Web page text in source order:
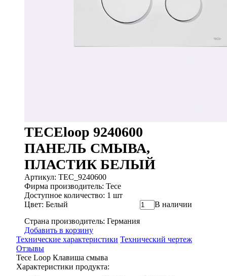
TECEloop 9240600
ПАНЕЛЬ СМЫВА,
ПЛАСТИК БЕЛЫЙ
Артикул: TEC_9240600
Фирма производитель: Tece
Доступное количество: 1 шт
Цвет: Белый
Страна производитель: Германия
В наличии
Добавить в корзину
Технические характеристики Технический чертеж
Отзывы
Tece Loop Клавиша смыва
Характеристики продукта: